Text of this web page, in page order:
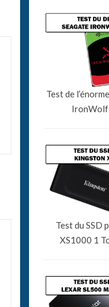
Test de
IronWolf
Test du SSD
XS1000 1